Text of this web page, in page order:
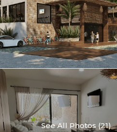
See All Photos (21)